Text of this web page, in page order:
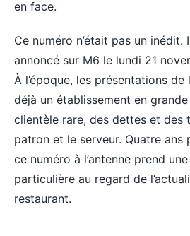
en face.
Ce numéro n’était pas un inédit.
annoncé sur M6 le lundi 21
À l’époque, les présentations de
déjà un établissement en
clientèle rare, des dettes et des
patron et le serveur. Quatre
ce numéro à l’antenne prend
particulière au regard de
restaurant.